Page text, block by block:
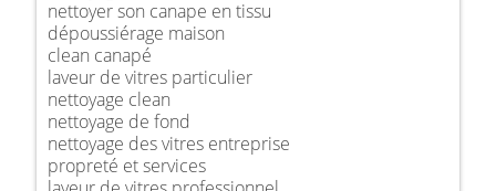
nettoyer son canape en tissu
dépoussiérage maison
clean canapé
laveur de vitres particulier
nettoyage clean
nettoyage de fond
nettoyage des vitres entreprise
propreté et services